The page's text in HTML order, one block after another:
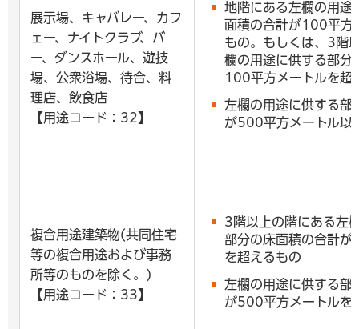
展示場、キャバレー、カフ
ェー、ナイトクラブ、バ
ー、ダンスホール、遊技
場、公衆浴場、待合、料
理店、飲食店
【用途コード：32】
地階にある左欄の用途
面積の合計が100平方
もの。もしくは、3階
欄の用途に供する部分
100平方メートルを超
左欄の用途に供する部
が500平方メートル以
複合用途建築物(共同住宅
等の複合用途および事務
所等のものを除く。)
【用途コード：33】
3階以上の階にある左
部分の床面積の合計
を超えるもの
左欄の用途に供する部
が500平方メートルを